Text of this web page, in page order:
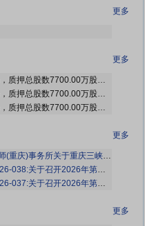
更多
更多
截止2026年07月31日质押总比例17.76%，质押总股数7700.00万股，质押总笔数1笔
截止2026年07月24日质押总比例17.76%，质押总股数7700.00万股，质押总笔数1笔
截止2026年07月17日质押总比例17.76%，质押总股数7700.00万股，质押总笔数1笔
更多
峡油漆股份有限公司2026年第二次临时股东会的法律意见书》
年第二次临时股东会的提示性公告(更新后)》
年第二次临时股东会的提示性公告(更新前)》
更多